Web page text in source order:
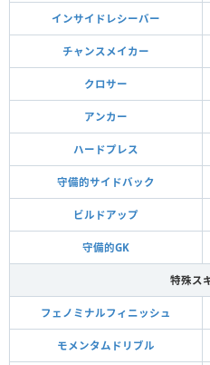
インサイドレシーバー
チャンスメイカー
クロサー
アンカー
ハードプレス
守備的サイドバック
ビルドアップ
守備的GK
特殊ス
フェノミナルフィニッシュ
モメンタムドリブル